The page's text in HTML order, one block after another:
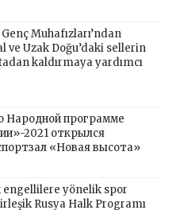
Muhafızları’ndan
ve Uzak Doğu’daki sellerin
kaldırmaya yardımcı
Народной программе
2021 открылся
«Новая высота»
engellilere yönelik spor
Rusya Halk Programı